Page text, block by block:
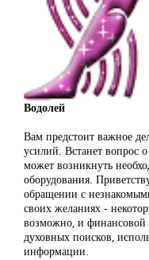
Водолей
Вам предстоит важное
усилий. Встанет вопрос
может возникнуть
оборудования.
обращении с
своих желаниях -
возможно, и финансовой
духовных поисков,
информации.